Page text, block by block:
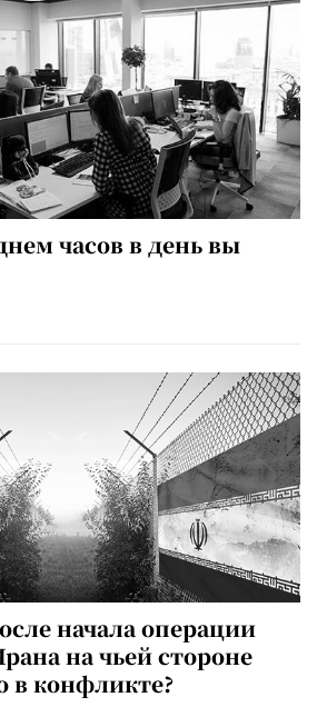
часов в день вы
начала операции
на чьей стороне
в конфликте?